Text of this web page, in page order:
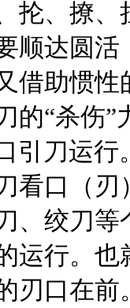
抡、撩
顺达圆
借助惯
的“杀伤”
引刀运行
看口（
、绞刀
运行。
刃口在